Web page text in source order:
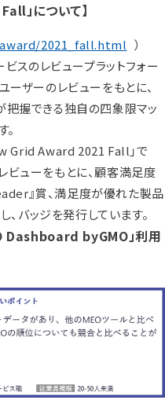
」について】
2021_fall.html ）
スのレビュープラットフォー
ーザーのレビューをもとに、
握できる独自の四象限マッ
Grid Award 2021 Fall」で
ビューをもとに、顧客満足度
』賞、満足度が優れた製品
バッジを発行しています。
Dashboard byGMO」利用